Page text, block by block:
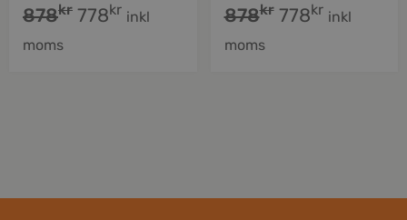
878kr 778kr inkl
moms
878kr 778kr inkl
moms